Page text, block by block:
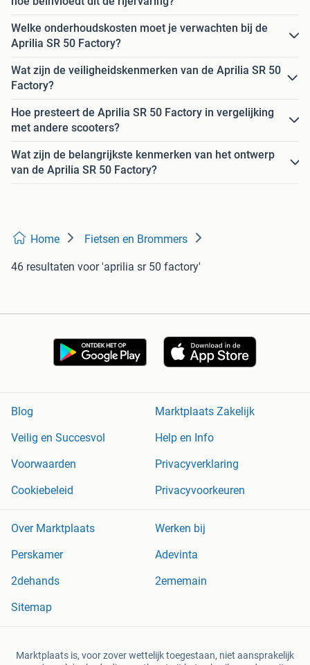
Welke onderhoudskosten moet je verwachten bij de
Aprilia SR 50 Factory?
Wat zijn de veiligheidskenmerken van de Aprilia SR 50
Factory?
Hoe presteert de Aprilia SR 50 Factory in vergelijking
met andere scooters?
Wat zijn de belangrijkste kenmerken van het ontwerp
van de Aprilia SR 50 Factory?
Home Fietsen en Brommers
46 resultaten voor 'aprilia sr 50 factory'
Blog
Marktplaats Zakelijk
Veilig en Succesvol
Help en Info
Voorwaarden
Privacyverklaring
Cookiebeleid
Privacyvoorkeuren
Over Marktplaats
Werken bij
Perskamer
Adevinta
2dehands
2ememain
Sitemap
Marktplaats is, voor zover wettelijk toegestaan, niet aansprakelijk